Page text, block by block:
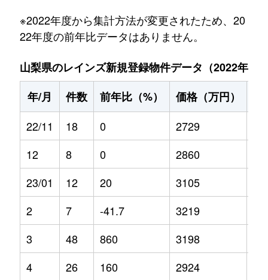
※2022年度から集計方法が変更されたため、20
22年度の前年比データはありません。
山梨県のレインズ新規登録物件データ（2022年11
年/月
件数 前年比（%） 価格（万円）
22/11
18 0 2729
12
8 0 2860
23/01
12 20 3105
2
7 -41.7 3219
3
48 860 3198
4
26 160 2924